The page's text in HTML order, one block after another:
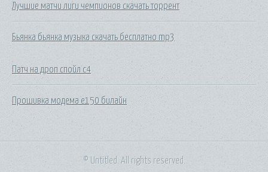
Лучшие матчи лиги чемпионов скачать торрент
Бьянка бьянка музыка скачать бесплатно mp3
Патч на дроп спойл с4
Прошивка модема е150 билайн
© Untitled. All rights reserved.